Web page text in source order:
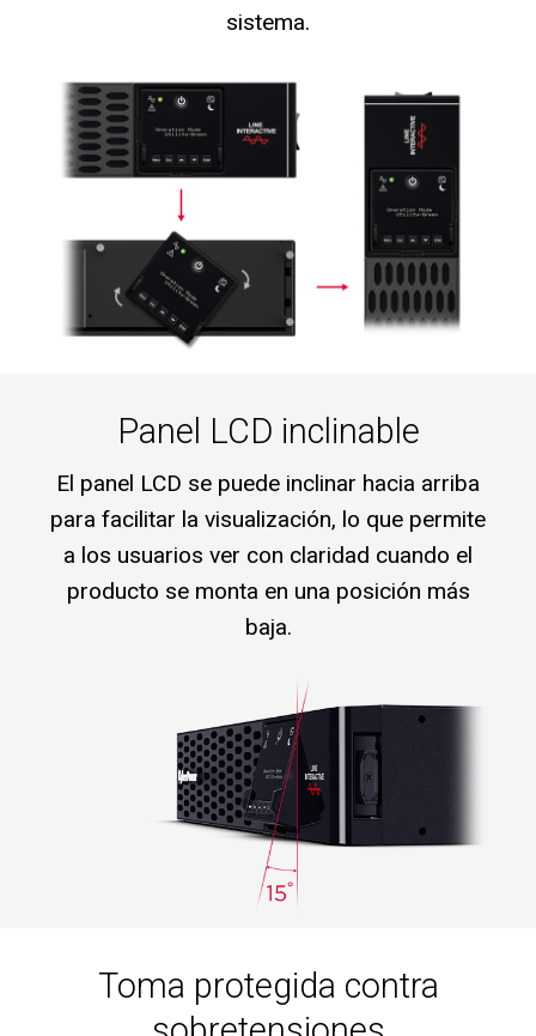
sistema.
Panel LCD inclinable
El panel LCD se puede inclinar hacia arriba
para facilitar la visualización, lo que permite
a los usuarios ver con claridad cuando el
producto se monta en una posición más
baja.
Toma protegida contra